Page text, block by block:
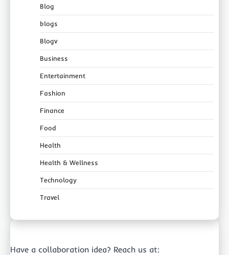
Blog
blogs
Blogv
Business
Entertainment
Fashion
Finance
Food
Health
Health & Wellness
Technology
Travel
Have a collaboration idea? Reach us at: